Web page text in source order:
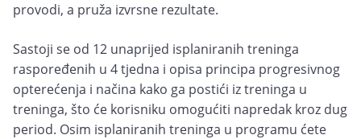
provodi, a pruža izvrsne rezultate.
Sastoji se od 12 unaprijed isplaniranih treninga
raspoređenih u 4 tjedna i opisa principa progresivnog
opterećenja i načina kako ga postići iz treninga u
treninga, što će korisniku omogućiti napredak kroz dug
period. Osim isplaniranih treninga u programu ćete